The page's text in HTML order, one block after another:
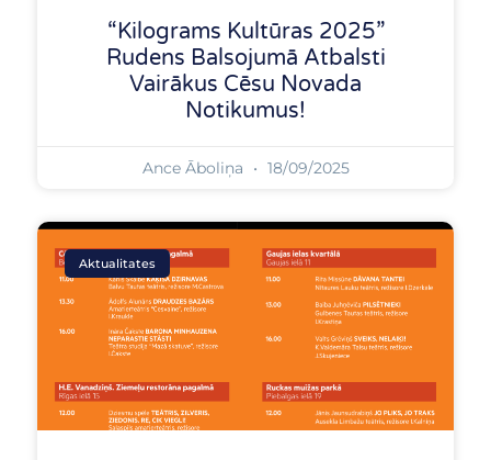
“Kilograms Kultūras 2025”
Rudens Balsojumā Atbalsti
Vairākus Cēsu Novada
Notikumus!
Ance Āboliņa 18/09/2025
Aktualitates